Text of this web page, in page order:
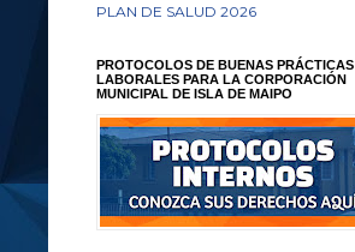
PLAN DE SALUD 2026
PROTOCOLOS DE BUENAS PRÁCTICAS
LABORALES PARA LA CORPORACIÓN
MUNICIPAL DE ISLA DE MAIPO